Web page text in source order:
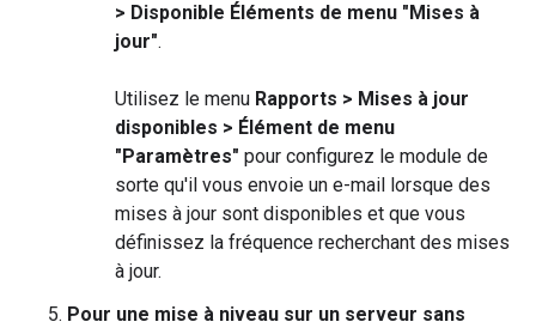
> Disponible Éléments de menu "Mises à
jour".
Utilisez le menu Rapports > Mises à jour
disponibles > Élément de menu
"Paramètres" pour configurez le module de
sorte qu'il vous envoie un e-mail lorsque des
mises à jour sont disponibles et que vous
définissez la fréquence recherchant des mises
à jour.
Pour une mise à niveau sur un serveur sans